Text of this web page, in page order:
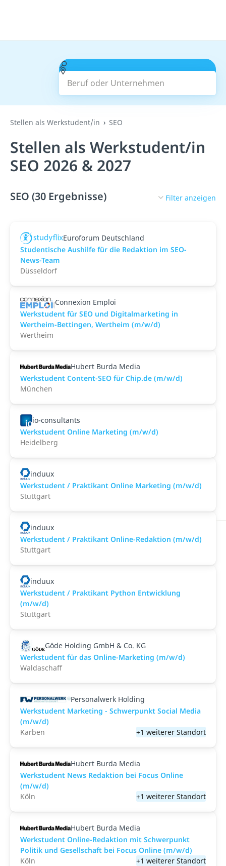
Beruf oder Unternehmen
Suchen
Stellen als Werkstudent/in SEO
Stellen als Werkstudent/in
SEO 2026 & 2027
SEO (30 Ergebnisse) Filter anzeigen
Euroforum Deutschland
Studentische Aushilfe für die Redaktion im SEO-
News-Team
Düsseldorf
Connexion Emploi
Werkstudent für SEO und Digitalmarketing in
Wertheim-Bettingen, Wertheim (m/w/d)
Wertheim
Hubert Burda Media
Werkstudent Content-SEO für Chip.de (m/w/d)
München
io-consultants
Werkstudent Online Marketing (m/w/d)
Heidelberg
induux
Werkstudent / Praktikant Online Marketing (m/w/d)
Stuttgart
induux
Werkstudent / Praktikant Online-Redaktion (m/w/d)
Stuttgart
induux
Werkstudent / Praktikant Python Entwicklung
(m/w/d)
Stuttgart
Göde Holding GmbH & Co. KG
Werkstudent für das Online-Marketing (m/w/d)
Waldaschaff
Personalwerk Holding
Werkstudent Marketing - Schwerpunkt Social Media
(m/w/d)
Karben
+1 weiterer Standort
Hubert Burda Media
Werkstudent News Redaktion bei Focus Online
(m/w/d)
Köln
+1 weiterer Standort
Hubert Burda Media
Werkstudent Online-Redaktion mit Schwerpunkt
Politik und Gesellschaft bei Focus Online (m/w/d)
Köln
+1 weiterer Standort